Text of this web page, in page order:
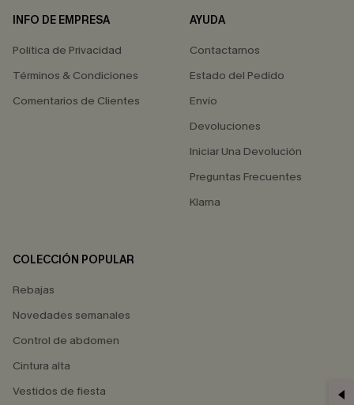
INFO DE EMPRESA
Política de Privacidad
Términos & Condiciones
Comentarios de Clientes
AYUDA
Contactarnos
Estado del Pedido
Envío
Devoluciones
Iniciar Una Devolución
Preguntas Frecuentes
Klarna
COLECCIÓN POPULAR
Rebajas
Novedades semanales
Control de abdomen
Cintura alta
Vestidos de fiesta